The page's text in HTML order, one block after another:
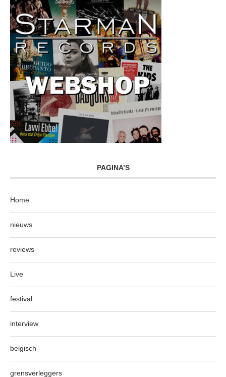
PAGINA’S
Home
nieuws
reviews
Live
festival
interview
belgisch
grensverleggers